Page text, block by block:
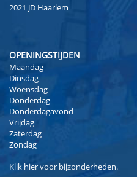
2021 JD Haarlem
OPENINGSTIJDEN
Maandag
Dinsdag
Woensdag
Donderdag
Donderdagavond
Vrijdag
Zaterdag
Zondag
Klik hiervoor bijzonderheden.